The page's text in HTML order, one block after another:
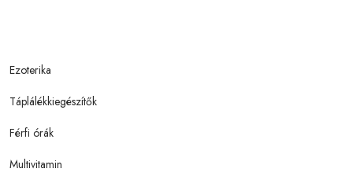
Ezoterika
Táplálékkiegészítők
Férfi órák
Multivitamin